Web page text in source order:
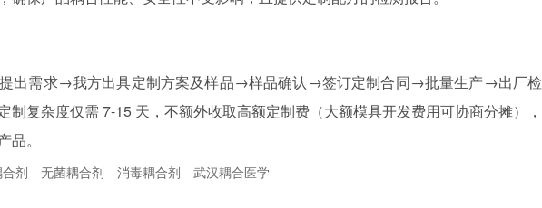
提出需求→我方出具定制方案及样品→样品确认→签订定制合同→批量生产→出厂检
复杂度仅需 7-15 天，不额外收取高额定制费（大额模具开发费用可协商分摊），
。
剂 无菌耦合剂 消毒耦合剂
武汉耦合医学